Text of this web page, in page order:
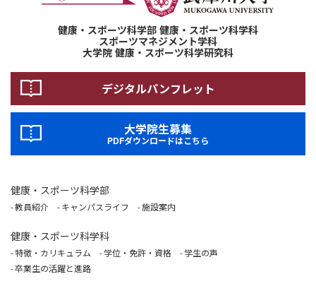
健康・スポーツ科学部 健康・スポーツ科学科
スポーツマネジメント学科
大学院 健康・スポーツ科学研究科
デジタルパンフレット
大学院生募集
PDFダウンロードはこちら
健康・スポーツ科学部
教員紹介 キャンパスライフ 施設案内
健康・スポーツ科学科
特徴・カリキュラム 学位・免許・資格
学生の声
卒業生の活躍と進路